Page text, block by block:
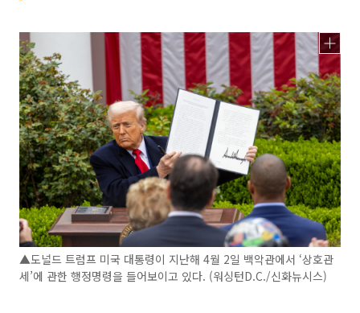
▲도널드 트럼프 미국 대통령이 지난해 4월 2일 백악관에서 ‘상호관
세’에 관한 행정명령을 들어보이고 있다. (워싱턴D.C./신화뉴시스)